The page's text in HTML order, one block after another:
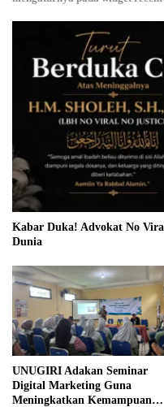
Kabar Duka! Advokat No
Dunia
UNUGIRI Adakan Seminar
Digital Marketing Guna
Meningkatkan Kemampuan